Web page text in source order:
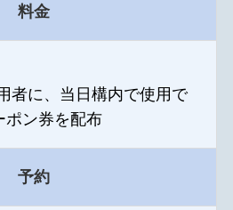
料金
者に、当日構内で使用で
ポン券を配布
予約